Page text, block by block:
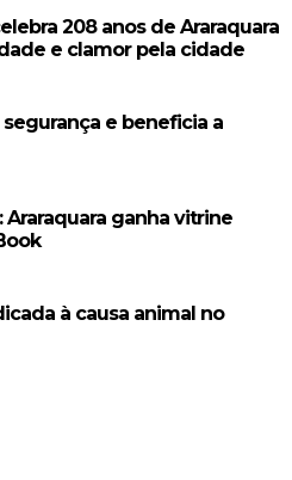
208 anos de Araraquara
e clamor pela cidade
e beneficia a
ganha vitrine
à causa animal no